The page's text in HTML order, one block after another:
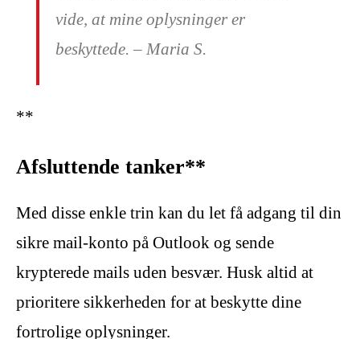
vide, at mine oplysninger er
beskyttede. – Maria S.
**
Afsluttende tanker**
Med disse enkle trin kan du let få adgang til din
sikre mail-konto på Outlook og sende
krypterede mails uden besvær. Husk altid at
prioritere sikkerheden for at beskytte dine
fortrolige oplysninger.